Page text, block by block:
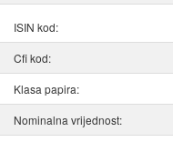
ISIN kod:
Cfi kod:
Klasa papira:
Nominalna vrijednost: